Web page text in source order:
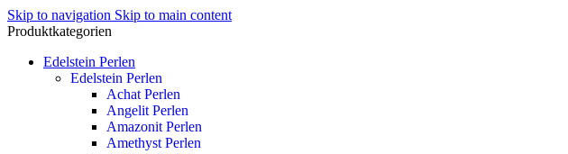
Skip to navigation Skip to main content
Produktkategorien
Edelstein Perlen
Edelstein Perlen
Achat Perlen
Angelit Perlen
Amazonit Perlen
Amethyst Perlen